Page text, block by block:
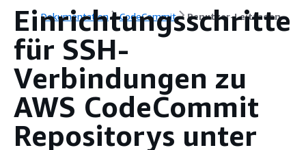
Dokumentation CodeCommit Benutzer-Leitfaden
Einrichtungsschritte
für SSH-
Verbindungen zu
AWS CodeCommit
Repositorys unter